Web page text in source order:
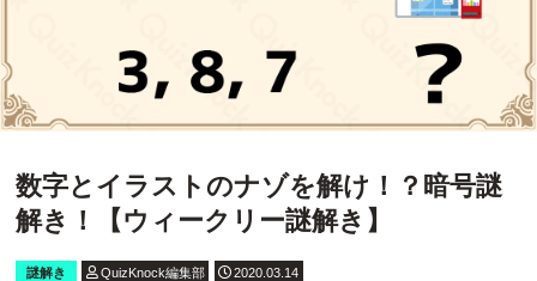
数字とイラストのナゾを解け！？暗号謎
解き！【ウィークリー謎解き】
謎解き QuizKnock編集部 2020.03.14